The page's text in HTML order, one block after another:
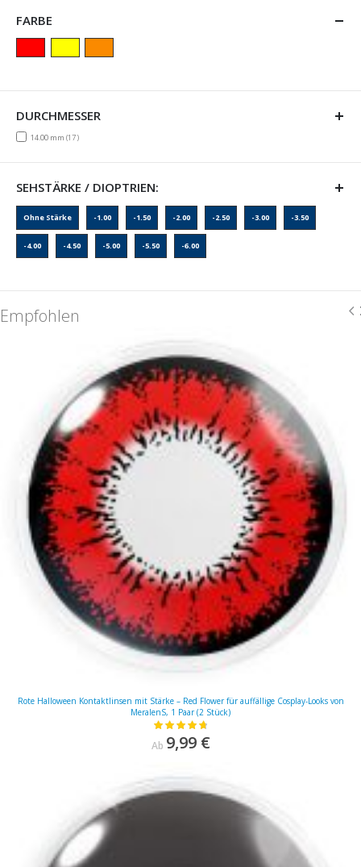
FARBE
DURCHMESSER
14.00 mm17items
SEHSTÄRKE / DIOPTRIEN:
Ohne Stärke -1.00 -1.50 -2.00 -2.50 -3.00 -3.50
-4.00 -4.50 -5.00 -5.50 -6.00
Empfohlen
Rote Halloween Kontaktlinsen mit Stärke – Red Flower für auffällige Cosplay-Looks von
MeralenS, 1 Paar (2 Stück)
Bewertung:
Ab 9,99 €